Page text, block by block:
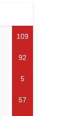
109
92
5
57